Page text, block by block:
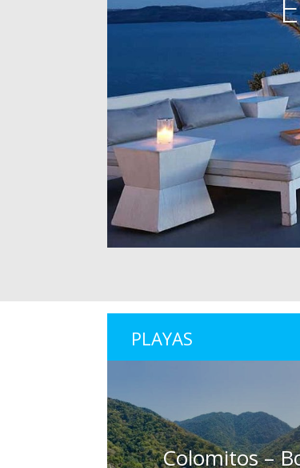
PLAYAS
Colomitos –